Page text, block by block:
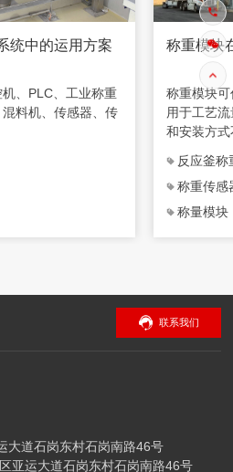
统中的运用方案
、PLC、工业称重
料机、传感器、传
称重模块
称重模块
用于工艺
和安装方
合使用。
反应釜称
称重传感
称量模块
联系我们
大道石岗东村石岗南路46号
亚运大道石岗东村石岗南路46号